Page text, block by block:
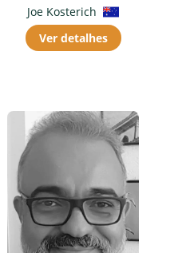
Joe Kosterich
Ver detalhes